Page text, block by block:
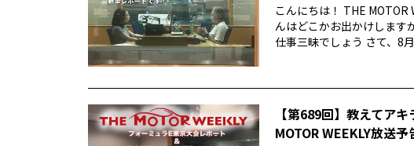
こんにちは！ THE MOTOR
んはどこかお出かけします
仕事三昧でしょう さて、8
【第689回】教えてア
MOTOR WEEKLY放送予